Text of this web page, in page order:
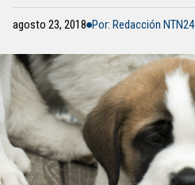
agosto 23, 2018 Por: Redacción NTN24